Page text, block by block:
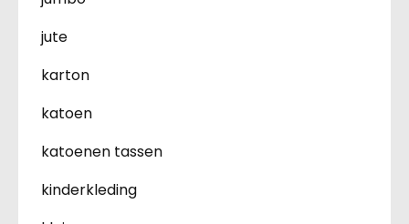
jute
karton
katoen
katoenen tassen
kinderkleding